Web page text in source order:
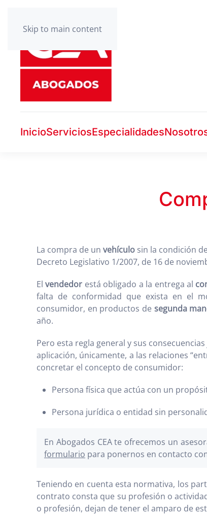
Skip to main content
InicioServiciosEspecialidades
La compra de un vehículo sin la condición
Decreto Legislativo 1/2007, de 16 de
Elvendedor está obligado a la entrega al
falta de conformidad que exista en el
consumidor, en productos de segunda
año.
Pero esta regla general y sus
aplicación, únicamente, a las relaciones
concretar el concepto de consumidor:
Persona física que actúa con un
Persona jurídica o entidad sin
En Abogados CEA te ofrecemos un
formulario para ponernos en contacto
Teniendo en cuenta esta normativa, los
contrato consta que su profesión o
o profesión, dejan de tener el amparo de